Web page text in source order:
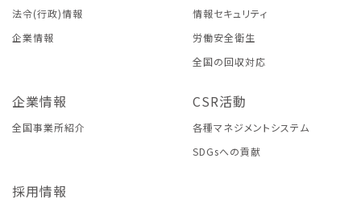
法令(行政)情報
企業情報
情報セキュリティ
労働安全衛生
全国の回収対応
企業情報
全国事業所紹介
CSR活動
各種マネジメントシステム
SDGsへの貢献
採用情報